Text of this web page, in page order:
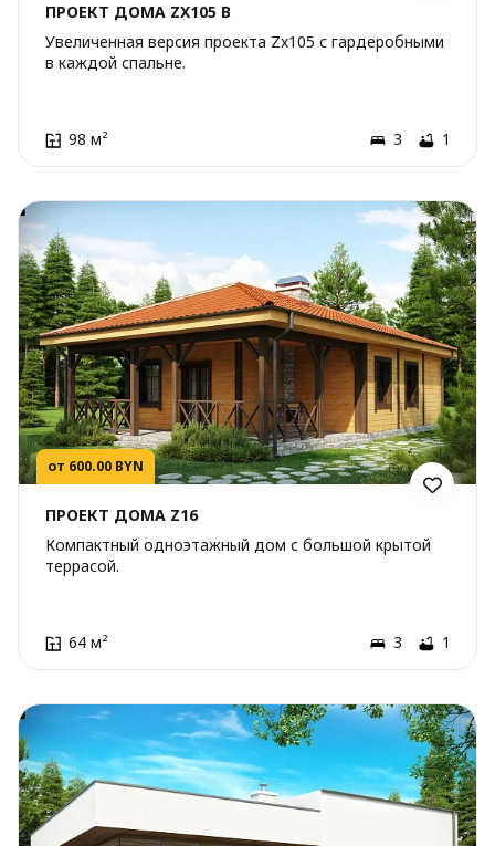
ПРОЕКТ ДОМА ZX105 B
Увеличенная версия проекта Zx105 с гардеробными
в каждой спальне.
98 м² 3 1
от 600.00 BYN
ПРОЕКТ ДОМА Z16
Компактный одноэтажный дом с большой крытой
террасой.
64 м² 3 1